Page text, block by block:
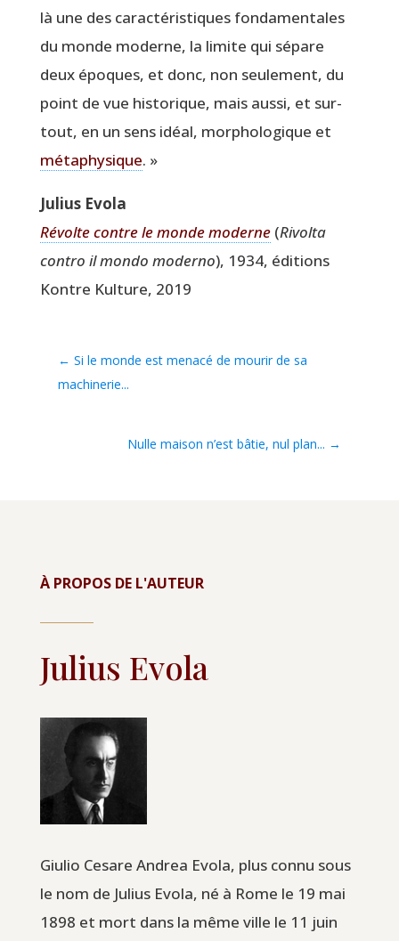
là une des carac­té­ris­tiques fon­da­men­tales
du monde moderne, la limite qui sépare
deux époques, et donc, non seule­ment, du
point de vue his­to­rique, mais aus­si, et sur­
tout, en un sens idéal, mor­pho­lo­gique et
méta­phy­sique. »
Julius Evo­la
Révolte contre le monde moderne(Rivol­ta
contro il mon­do moder­no), 1934, édi­tions
Kontre Kul­ture, 2019
← Si le monde est menacé de mourir de sa
machinerie...
Nulle maison n’est bâtie, nul plan... →
À PROPOS DE L'AUTEUR
Julius Evola
Giulio Cesare Andrea Evola, plus connu sous
le nom de Julius Evola, né à Rome le 19 mai
1898 et mort dans la même ville le 11 juin